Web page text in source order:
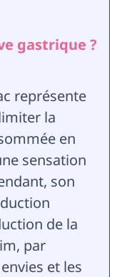
gastrique ?
représente
la
en
sensation
son
de la
par
et les